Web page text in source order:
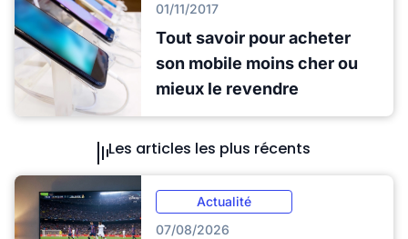
01/11/2017
Tout savoir pour acheter
son mobile moins cher ou
mieux le revendre
Les articles les plus récents
Actualité
07/08/2026